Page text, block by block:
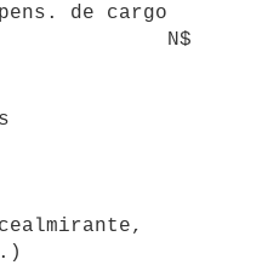
de cargo